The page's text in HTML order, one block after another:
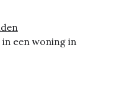
een woning in